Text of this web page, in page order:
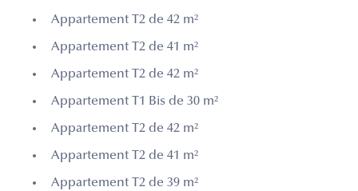
Appartement T2 de 42 m²
Appartement T2 de 41 m²
Appartement T2 de 42 m²
Appartement T1 Bis de 30 m²
Appartement T2 de 42 m²
Appartement T2 de 41 m²
Appartement T2 de 39 m²